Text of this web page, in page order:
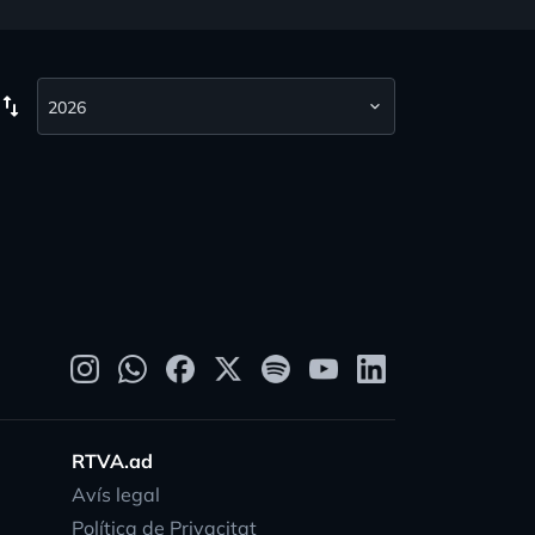
swap_vert
RTVA.ad
Avís legal
Política de Privacitat